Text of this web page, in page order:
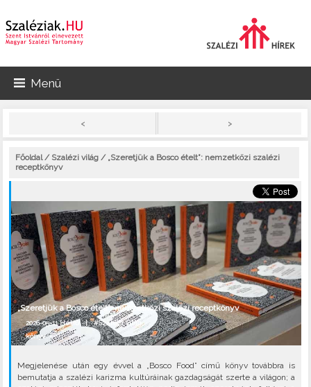
Menü
< >
Főoldal/ Szalézi világ / „Szeretjük a Bosco ételt”: nemzetközi szalézi
receptkönyv
„Szeretjük a Bosco ételt”: nemzetközi szalézi receptkönyv
2026-05-11 Hétfő |#Szalézi világ
könyv•
Megjelenése után egy évvel a „Bosco Food” című könyv továbbra is
bemutatja a szalézi karizma kultúráinak gazdagságát szerte a világon; a